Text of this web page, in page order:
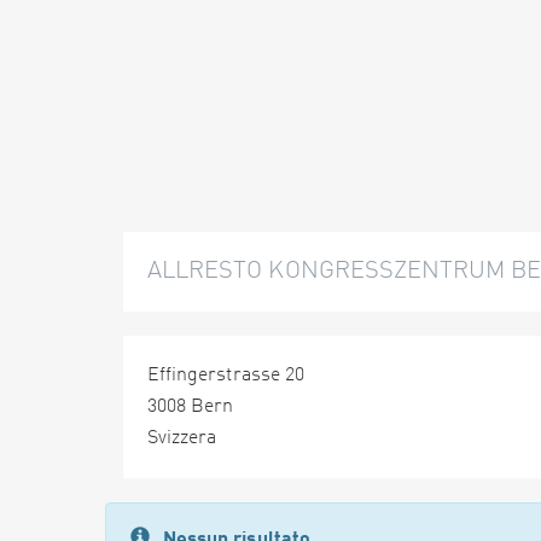
ALLRESTO KONGRESSZENTRUM
Effingerstrasse 20
3008 Bern
Svizzera